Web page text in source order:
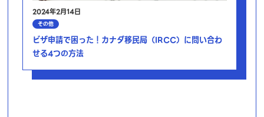
2024年2月14日
その他
ビザ申請で困った！カナダ移民局（IRCC）に問い合わ
せる4つの方法